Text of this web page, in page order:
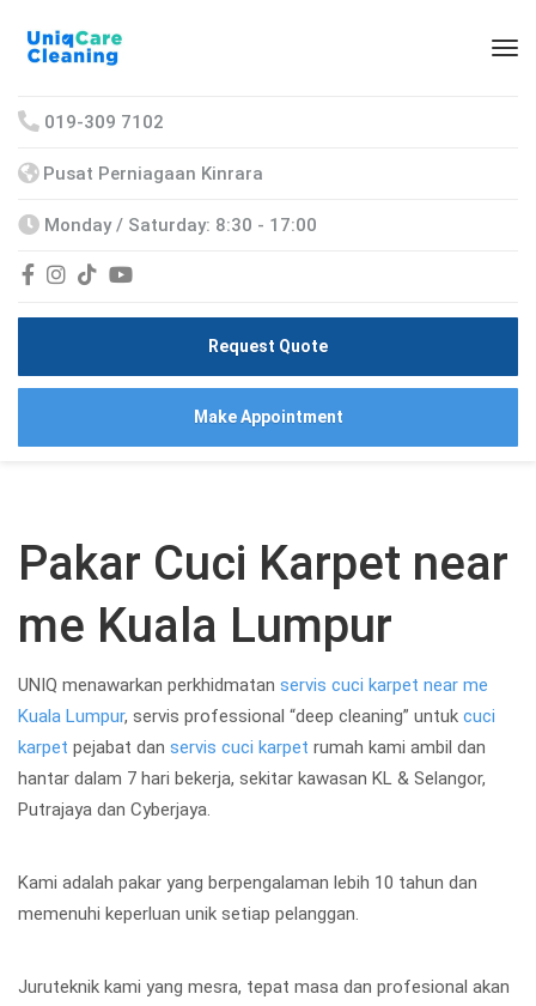
019-309 7102
Pusat Perniagaan Kinrara
Monday / Saturday: 8:30 - 17:00
Request Quote
Make Appointment
Pakar Cuci Karpet near
me Kuala Lumpur
UNIQ menawarkan perkhidmatan servis cuci karpet near me
Kuala Lumpur, servis professional “deep cleaning” untuk cuci
karpet pejabat dan servis cuci karpet rumah kami ambil dan
hantar dalam 7 hari bekerja, sekitar kawasan KL & Selangor,
Putrajaya dan Cyberjaya.
Kami adalah pakar yang berpengalaman lebih 10 tahun dan
memenuhi keperluan unik setiap pelanggan.
Juruteknik kami yang mesra, tepat masa dan profesional akan